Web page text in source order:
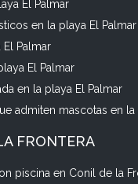
El Palmar
en la playa El Palmar
El Palmar
El Palmar
en la playa El Palmar
admiten mascotas en la
FRONTERA
piscina en Conil de la